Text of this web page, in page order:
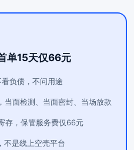
单15天仅66元
看负债，不问用途
当面检测、当面密封、当场放款
存，保管服务费仅66元
不是线上空壳平台